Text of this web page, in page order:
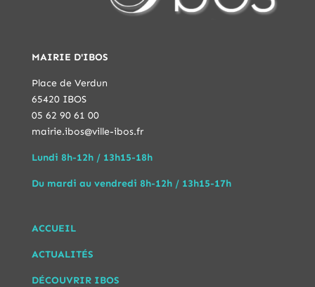
MAIRIE D'IBOS
Place de Verdun
65420 IBOS
05 62 90 61 00
mairie.ibos@ville-ibos.fr
Lundi 8h-12h / 13h15-18h
Du mardi au vendredi 8h-12h / 13h15-17h
ACCUEIL
ACTUALITÉS
DÉCOUVRIR IBOS